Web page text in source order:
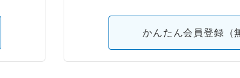
かんたん会員登録（